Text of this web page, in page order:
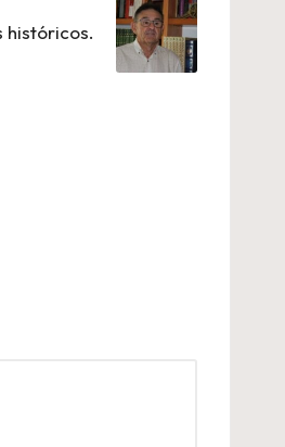
históricos.